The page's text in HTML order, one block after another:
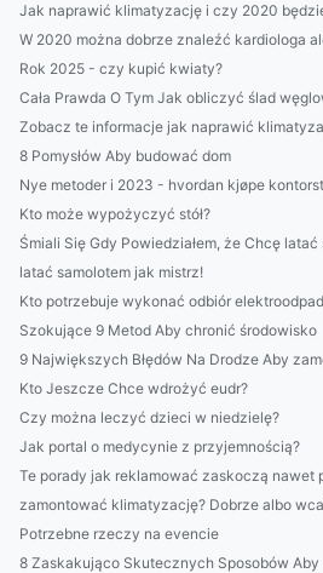
Jak naprawić klimatyzację i czy 2020
W 2020 można dobrze znaleźć kardiologa
Rok 2025 - czy kupić kwiaty?
Cała Prawda O Tym Jak obliczyć ślad
Zobacz te informacje jak naprawić
8 Pomysłów Aby budować dom
Nye metoder i 2023 - hvordan kjøpe
Kto może wypożyczyć stół?
Śmiali Się Gdy Powiedziałem, że Chcę latać
latać samolotem jak mistrz!
Kto potrzebuje wykonać odbiór
Szokujące 9 Metod Aby chronić środowisko
9 Największych Błędów Na Drodze Aby
Kto Jeszcze Chce wdrożyć eudr?
Czy można leczyć dzieci w niedzielę?
Jak portal o medycynie z przyjemnością?
Te porady jak reklamować zaskoczą nawet
zamontować klimatyzację? Dobrze albo
Potrzebne rzeczy na evencie
8 Zaskakująco Skutecznych Sposobów